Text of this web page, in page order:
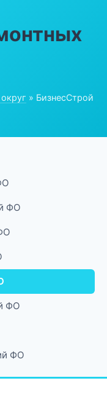
» БизнесСтрой
ФО
ФО
ФО